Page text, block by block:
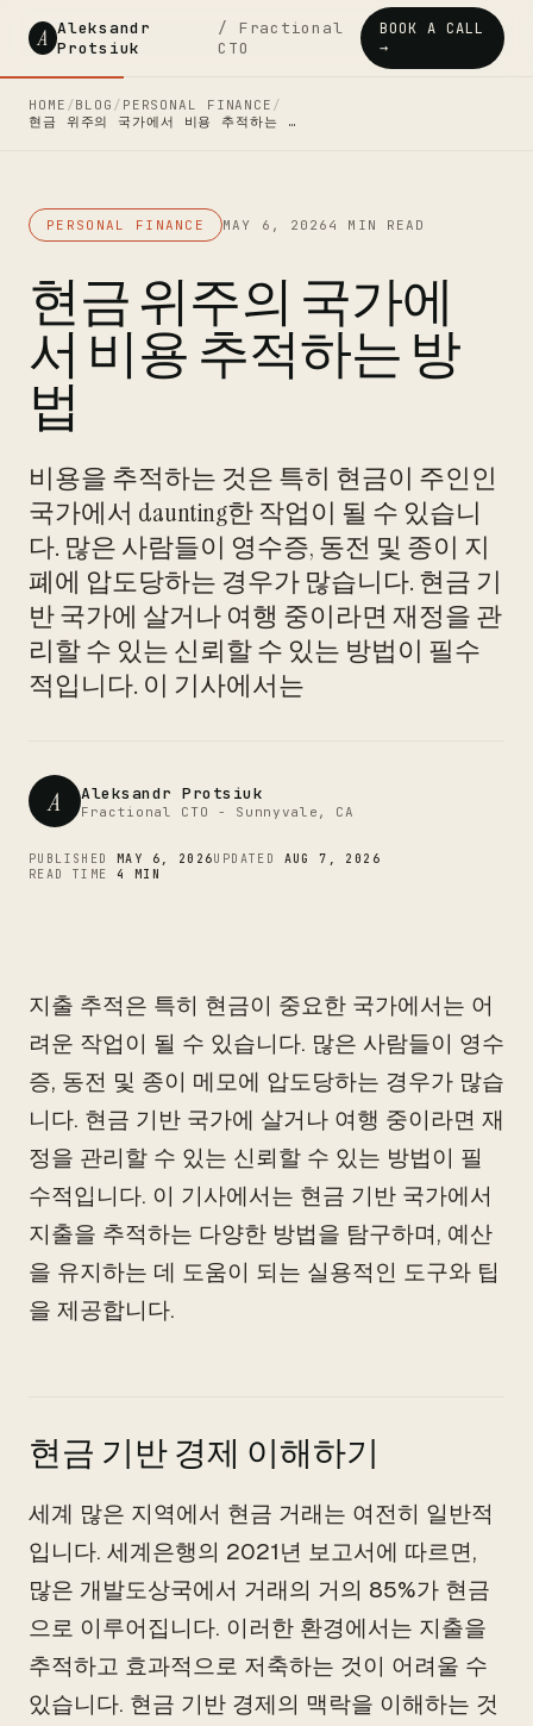
A Aleksandr
Protsiuk
/ Fractional
CTO
BOOK A CALL
→
HOME /BLOG / PERSONAL FINANCE /
현금 위주의 국가에서 비용 추적하는 …
PERSONAL FINANCE MAY 6, 2026 4 MIN READ
현금 위주의 국가에
서 비용 추적하는 방
법
비용을 추적하는 것은 특히 현금이 주인인
국가에서 daunting한 작업이 될 수 있습니
다. 많은 사람들이 영수증, 동전 및 종이 지
폐에 압도당하는 경우가 많습니다. 현금 기
반 국가에 살거나 여행 중이라면 재정을 관
리할 수 있는 신뢰할 수 있는 방법이 필수
적입니다. 이 기사에서는
A Aleksandr Protsiuk
Fractional CTO - Sunnyvale, CA
PUBLISHED MAY 6, 2026UPDATED AUG 7, 2026
READ TIME 4 MIN
지출 추적은 특히 현금이 중요한 국가에서는 어
려운 작업이 될 수 있습니다. 많은 사람들이 영수
증, 동전 및 종이 메모에 압도당하는 경우가 많습
니다. 현금 기반 국가에 살거나 여행 중이라면 재
정을 관리할 수 있는 신뢰할 수 있는 방법이 필
수적입니다. 이 기사에서는 현금 기반 국가에서
지출을 추적하는 다양한 방법을 탐구하며, 예산
을 유지하는 데 도움이 되는 실용적인 도구와 팁
을 제공합니다.
현금 기반 경제 이해하기
세계 많은 지역에서 현금 거래는 여전히 일반적
입니다. 세계은행의 2021년 보고서에 따르면,
많은 개발도상국에서 거래의 거의 85%가 현금
으로 이루어집니다. 이러한 환경에서는 지출을
추적하고 효과적으로 저축하는 것이 어려울 수
있습니다. 현금 기반 경제의 맥락을 이해하는 것